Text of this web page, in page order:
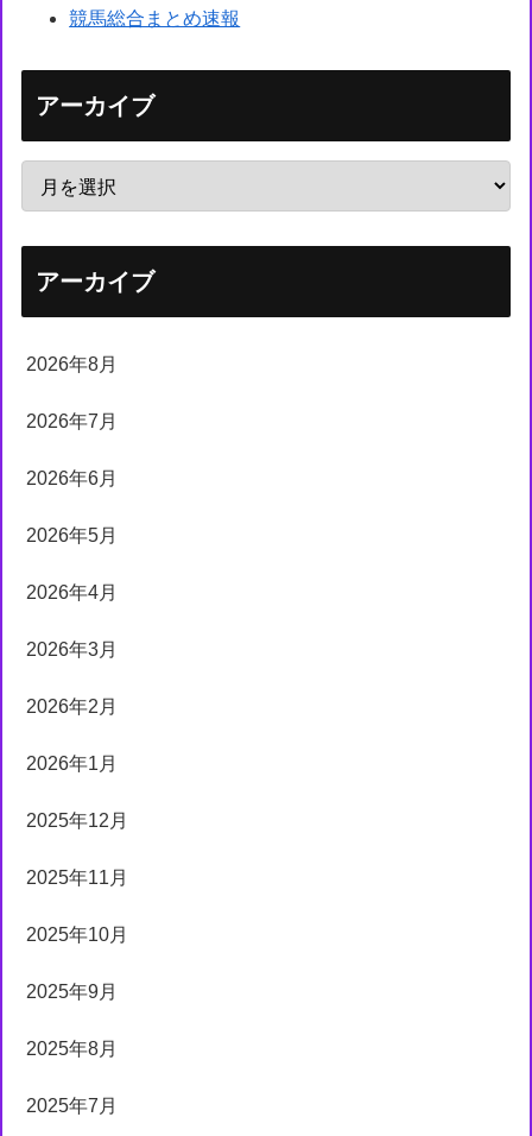
競馬総合まとめ速報
アーカイブ
アーカイブ
2026年8月
2026年7月
2026年6月
2026年5月
2026年4月
2026年3月
2026年2月
2026年1月
2025年12月
2025年11月
2025年10月
2025年9月
2025年8月
2025年7月